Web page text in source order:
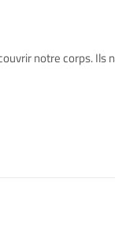
notre corps.